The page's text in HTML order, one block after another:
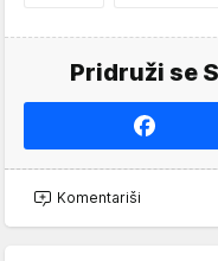
Pridruži se
Komentariši